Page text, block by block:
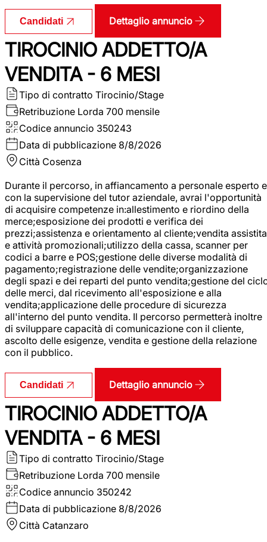
Candidati Dettaglio annuncio
TIROCINIO ADDETTO/A
VENDITA - 6 MESI
Tipo di contratto Tirocinio/Stage
Retribuzione Lorda 700 mensile
Codice annuncio 350243
Data di pubblicazione 8/8/2026
Città Cosenza
Durante il percorso, in affiancamento a personale esperto e
con la supervisione del tutor aziendale, avrai l'opportunità
di acquisire competenze in:allestimento e riordino della
merce;esposizione dei prodotti e verifica dei
prezzi;assistenza e orientamento al cliente;vendita assistita
e attività promozionali;utilizzo della cassa, scanner per
codici a barre e POS;gestione delle diverse modalità di
pagamento;registrazione delle vendite;organizzazione
degli spazi e dei reparti del punto vendita;gestione del
delle merci, dal ricevimento all'esposizione e alla
vendita;applicazione delle procedure di sicurezza
all'interno del punto vendita. Il percorso permetterà inoltre
di sviluppare capacità di comunicazione con il cliente,
ascolto delle esigenze, vendita e gestione della relazione
con il pubblico.
Candidati Dettaglio annuncio
TIROCINIO ADDETTO/A
VENDITA - 6 MESI
Tipo di contratto Tirocinio/Stage
Retribuzione Lorda 700 mensile
Codice annuncio 350242
Data di pubblicazione 8/8/2026
Città Catanzaro